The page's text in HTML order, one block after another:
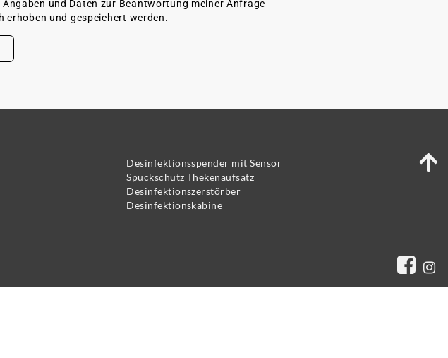
Angaben und Daten zur Beantwortung meiner Anfrage
erhoben und gespeichert werden.
Desinfektionsspender mit Sensor
Spuckschutz Thekenaufsatz
Desinfektionszerstörber
Desinfektionskabine